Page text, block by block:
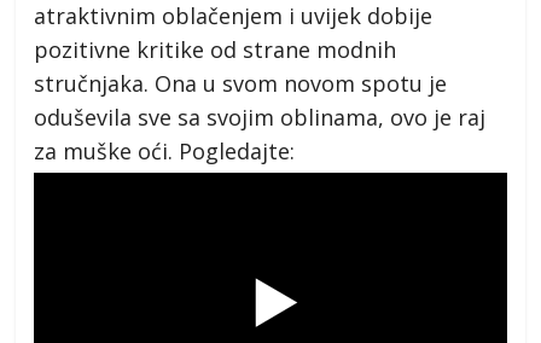
atraktivnim oblačenjem i uvijek dobije
pozitivne kritike od strane modnih
stručnjaka. Ona u svom novom spotu je
oduševila sve sa svojim oblinama, ovo je raj
za muške oći. Pogledajte: